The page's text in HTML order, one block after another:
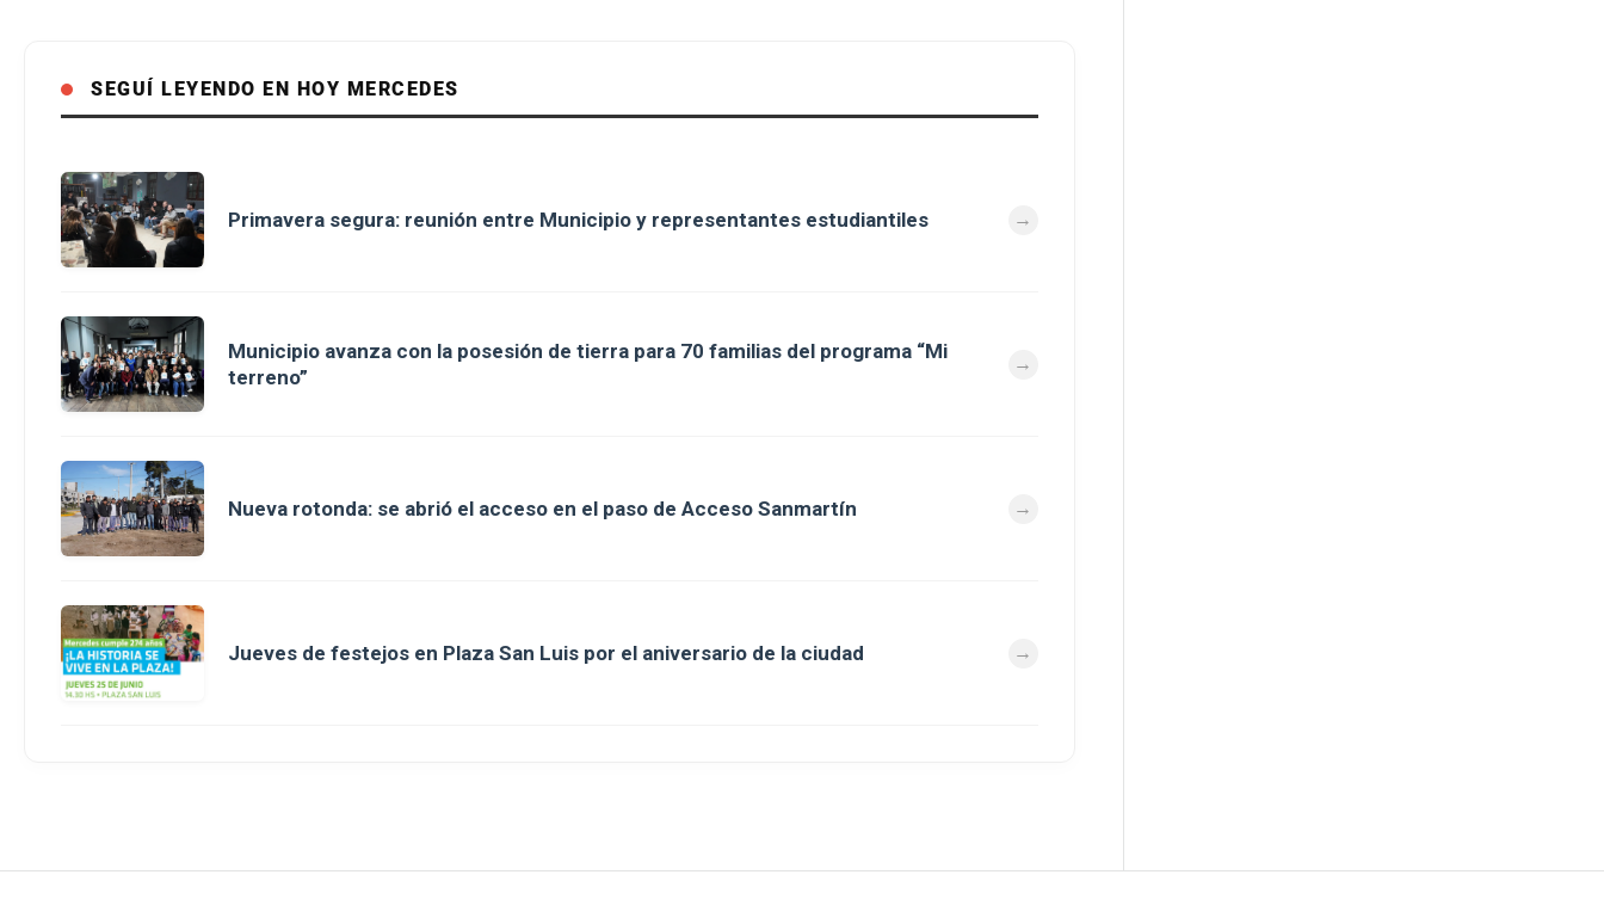
SEGUÍ LEYENDO EN HOY MERCEDES
Primavera segura: reunión entre Municipio y representantes estudiantiles
Municipio avanza con la posesión de tierra para 70 familias del programa “Mi
terreno”
Nueva rotonda: se abrió el acceso en el paso de Acceso Sanmartín
Jueves de festejos en Plaza San Luis por el aniversario de la ciudad